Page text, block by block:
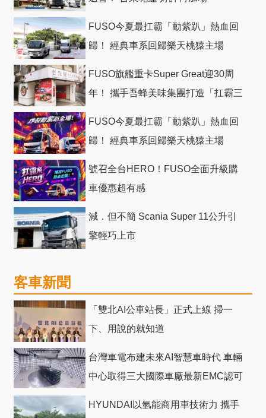
FUSO今夏最扛霸「動紫趴」熱血回
歸！ 經典車系回歸樂天桃猿主場
FUSO旗艦重卡Super Great迎30周
年！ 攜手吾蜂美味集團打造「扛霸三
FUSO今夏最扛霸「動紫趴」熱血回
歸！ 經典車系回歸樂天桃猿主場
號召全台HERO！FUSO全面升級購
車優惠超有感
減．但不簡 Scania Super 11公升引
擎輕巧上市
客車新聞
「雙北AI公車站長」正式上線 掃一
下、用說的就知道
台灣車電布建未來AI智慧車時代 車輛
中心取得三大國際車廠最新EMC認可
HYUNDAI以氫能商用車技術力 攜手